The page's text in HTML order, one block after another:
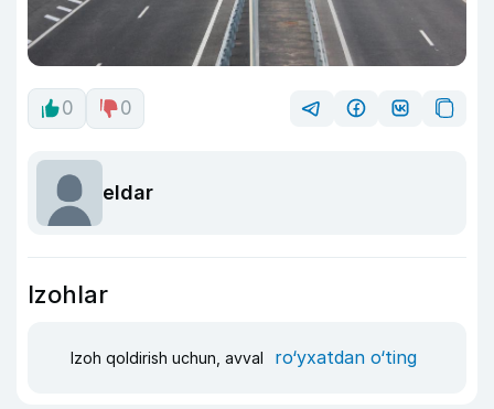
0 0
eldar
Izohlar
Izoh qoldirish uchun, avval ro‘yxatdan o‘ting